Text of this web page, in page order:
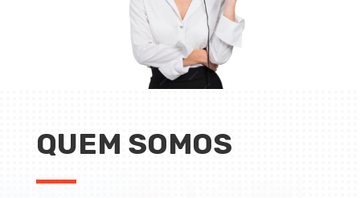
QUEM SOMOS